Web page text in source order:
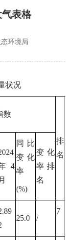
气表格
环境局
状况
数
排
名
4
月
同比
变化
率
(%)
变化
率排
名
25.0 /
7